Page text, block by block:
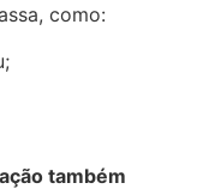
como:
também